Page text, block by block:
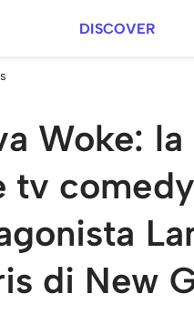
DISCOVER
Woke: la
tv
di New